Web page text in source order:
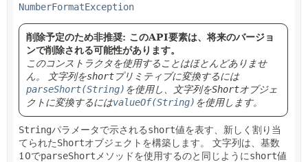
NumberFormatException
削除予定のため非推奨: このAPI要素は、将来のバージョ
ンで削除される可能性があります。
このコンストラクタを使用することはほとんどありませ
ん。
文字列をshortプリミティブに変換するには
parseShort(String) を使用し、文字列をShortオブジェ
クトに変換するにはvalueOf(String) を使用します。
Stringパラメータで示されるshort値を表す、新しく割り当
てられたShortオブジェクトを構築します。
文字列は、基数
10でparseShort メソッドを使用するのと同じようにshort値